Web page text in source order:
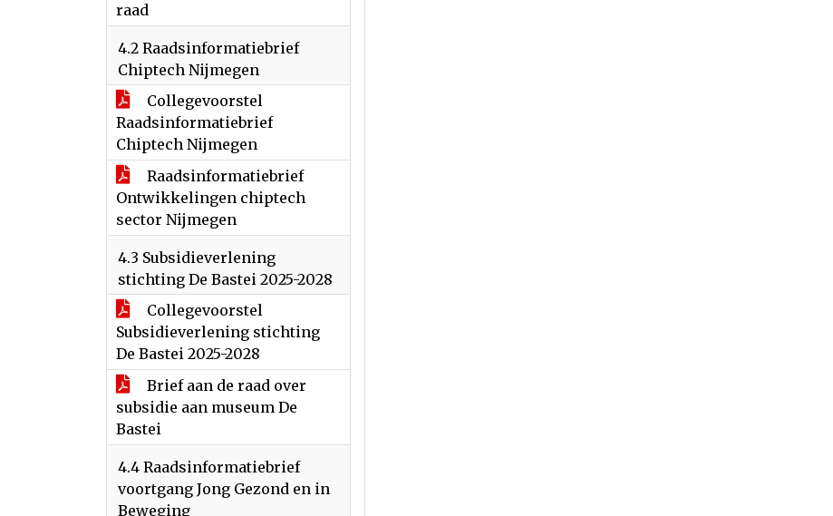
raad
4.2 Raadsinformatiebrief
Chiptech Nijmegen
Collegevoorstel
Raadsinformatiebrief
Chiptech Nijmegen
Raadsinformatiebrief
Ontwikkelingen chiptech
sector Nijmegen
4.3 Subsidieverlening
stichting De Bastei 2025-2028
Collegevoorstel
Subsidieverlening stichting
De Bastei 2025-2028
Brief aan de raad over
subsidie aan museum De
Bastei
4.4 Raadsinformatiebrief
voortgang Jong Gezond en in
Beweging